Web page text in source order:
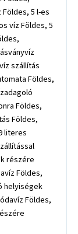
5 l-es
víz Földes, 5
szállítás
Földes,
Földes,
Földes,
literes
részére
Földes,
helyiségek
Földes,